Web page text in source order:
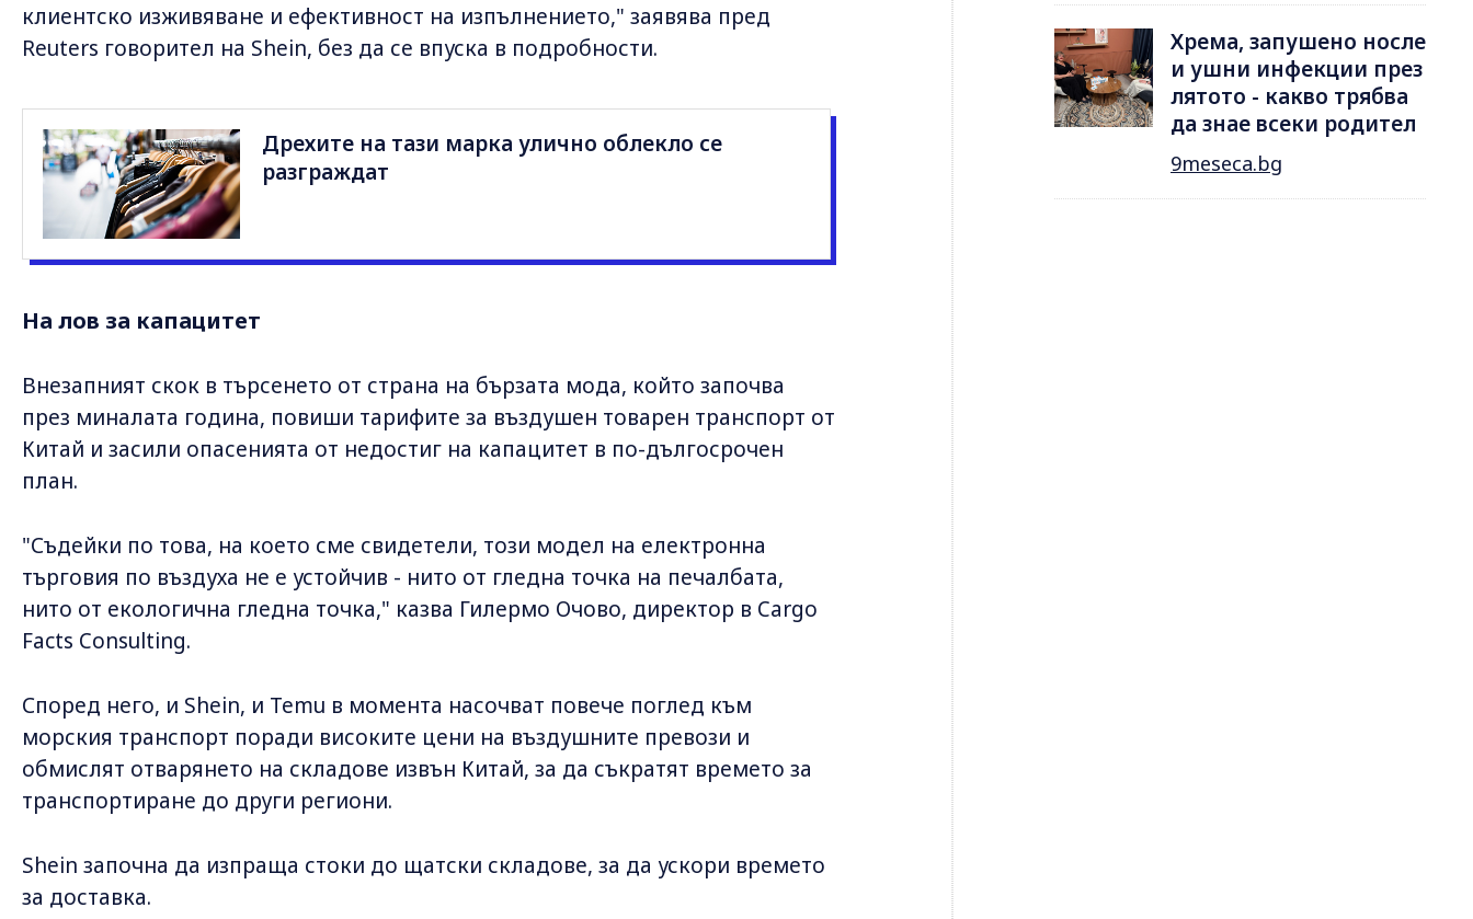
клиентско изживяване и ефективност на изпълнението," заявява пред
Reuters говорител на Shein, без да се впуска в подробности.
Дрехите на тази марка улично облекло се
разграждат
На лов за капацитет
Внезапният скок в търсенето от страна на бързата мода, който започва
през миналата година, повиши тарифите за въздушен товарен транспорт от
Китай и засили опасенията от недостиг на капацитет в по-дългосрочен
план.
"Съдейки по това, на което сме свидетели, този модел на електронна
търговия по въздуха не е устойчив - нито от гледна точка на печалбата,
нито от екологична гледна точка," казва Гилермо Очово, директор в Cargo
Facts Consulting.
Според него, и Shein, и Temu в момента насочват повече поглед към
морския транспорт поради високите цени на въздушните превози и
обмислят отварянето на складове извън Китай, за да съкратят времето за
транспортиране до други региони.
Shein започна да изпраща стоки до щатски складове, за да ускори времето
за доставка.
Хрема, запушено носле
и ушни инфекции през
лятотo - какво трябва
да знае всеки родител
9meseca.bg